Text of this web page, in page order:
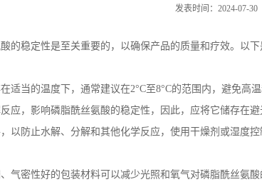
发表时间：2024-07-30
的稳定性是至关重要的，以确保产品的质量和疗效。以下
适当的温度下，通常建议在2°C至8°C的范围内，避免高
应，影响磷脂酰丝氨酸的稳定性，因此，应将它储存在避
以防止水解、分解和其他化学反应，使用干燥剂或湿度控
气密性好的包装材料可以减少光照和氧气对磷脂酰丝氨酸